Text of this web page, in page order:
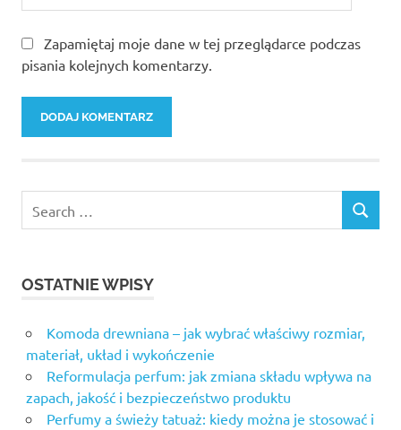
Zapamiętaj moje dane w tej przeglądarce podczas
pisania kolejnych komentarzy.
OSTATNIE WPISY
Komoda drewniana – jak wybrać właściwy rozmiar,
materiał, układ i wykończenie
Reformulacja perfum: jak zmiana składu wpływa na
zapach, jakość i bezpieczeństwo produktu
Perfumy a świeży tatuaż: kiedy można je stosować i